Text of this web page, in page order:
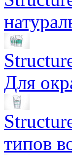
Для
типов